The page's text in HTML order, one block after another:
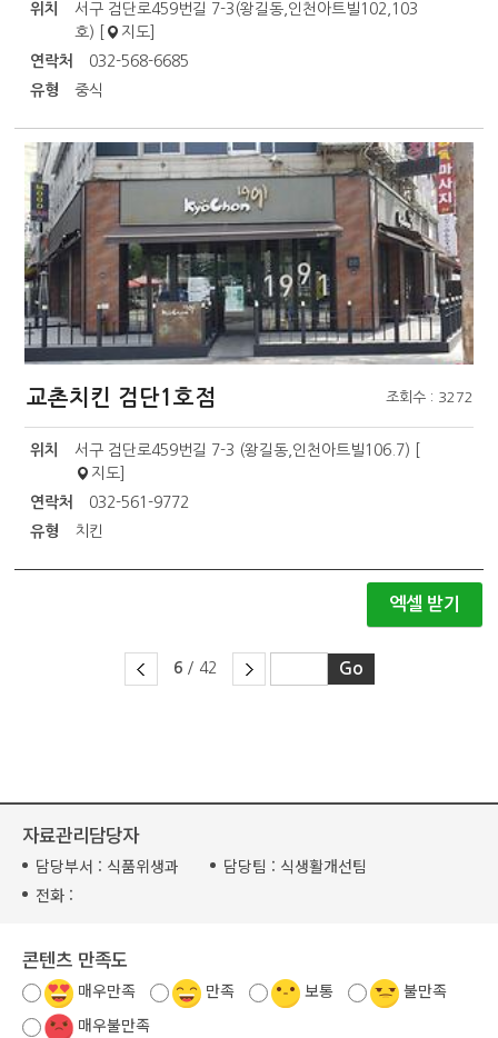
위치
서구 검단로459번길 7-3(왕길동,인천아트빌102,103
호) [
지도]
연락처
032-568-6685
유형
중식
교촌치킨 검단1호점 조회수 : 3272
위치
서구 검단로459번길 7-3 (왕길동,인천아트빌106.7) [
지도]
연락처
032-561-9772
유형
치킨
엑셀 받기
6 / 42
자료관리담당자
담당부서 : 식품위생과 담당팀 : 식생활개선팀
전화 :
콘텐츠 만족도
매우만족 만족 보통
불만족
매우불만족